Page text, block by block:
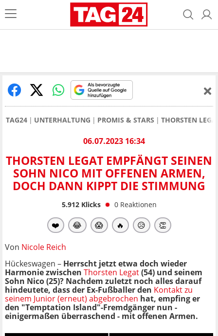
TAG24 UNTERHALTUNG PROMIS & STARS THORSTEN
06.07.2023 16:34
THORSTEN LEGAT EMPFÄNGT SEINEN
SOHN NICO MIT OFFENEN ARMEN,
DOCH DANN KIPPT DIE STIMMUNG
5.912Klicks 0 Reaktionen
❤️ 😂 😱 🔥 😥 👏
Von Nicole Reich
Hückeswagen – Herrscht jetzt etwa doch wieder
Harmonie zwischen Thorsten Legat(54) und seinem
Sohn Nico (25)? Nachdem zuletzt noch alles darauf
hindeutete, dass der Ex-Fußballer den Kontakt zu
seinem Junior (erneut) abgebrochen hat, empfing er
den "Temptation Island"-Fremdgänger nun -
einigermaßen überraschend - mit offenen Armen.